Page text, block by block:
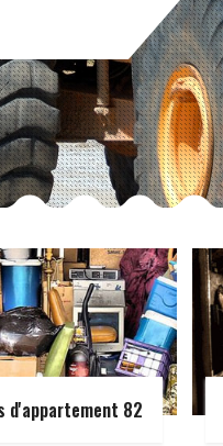
d'appartement 82